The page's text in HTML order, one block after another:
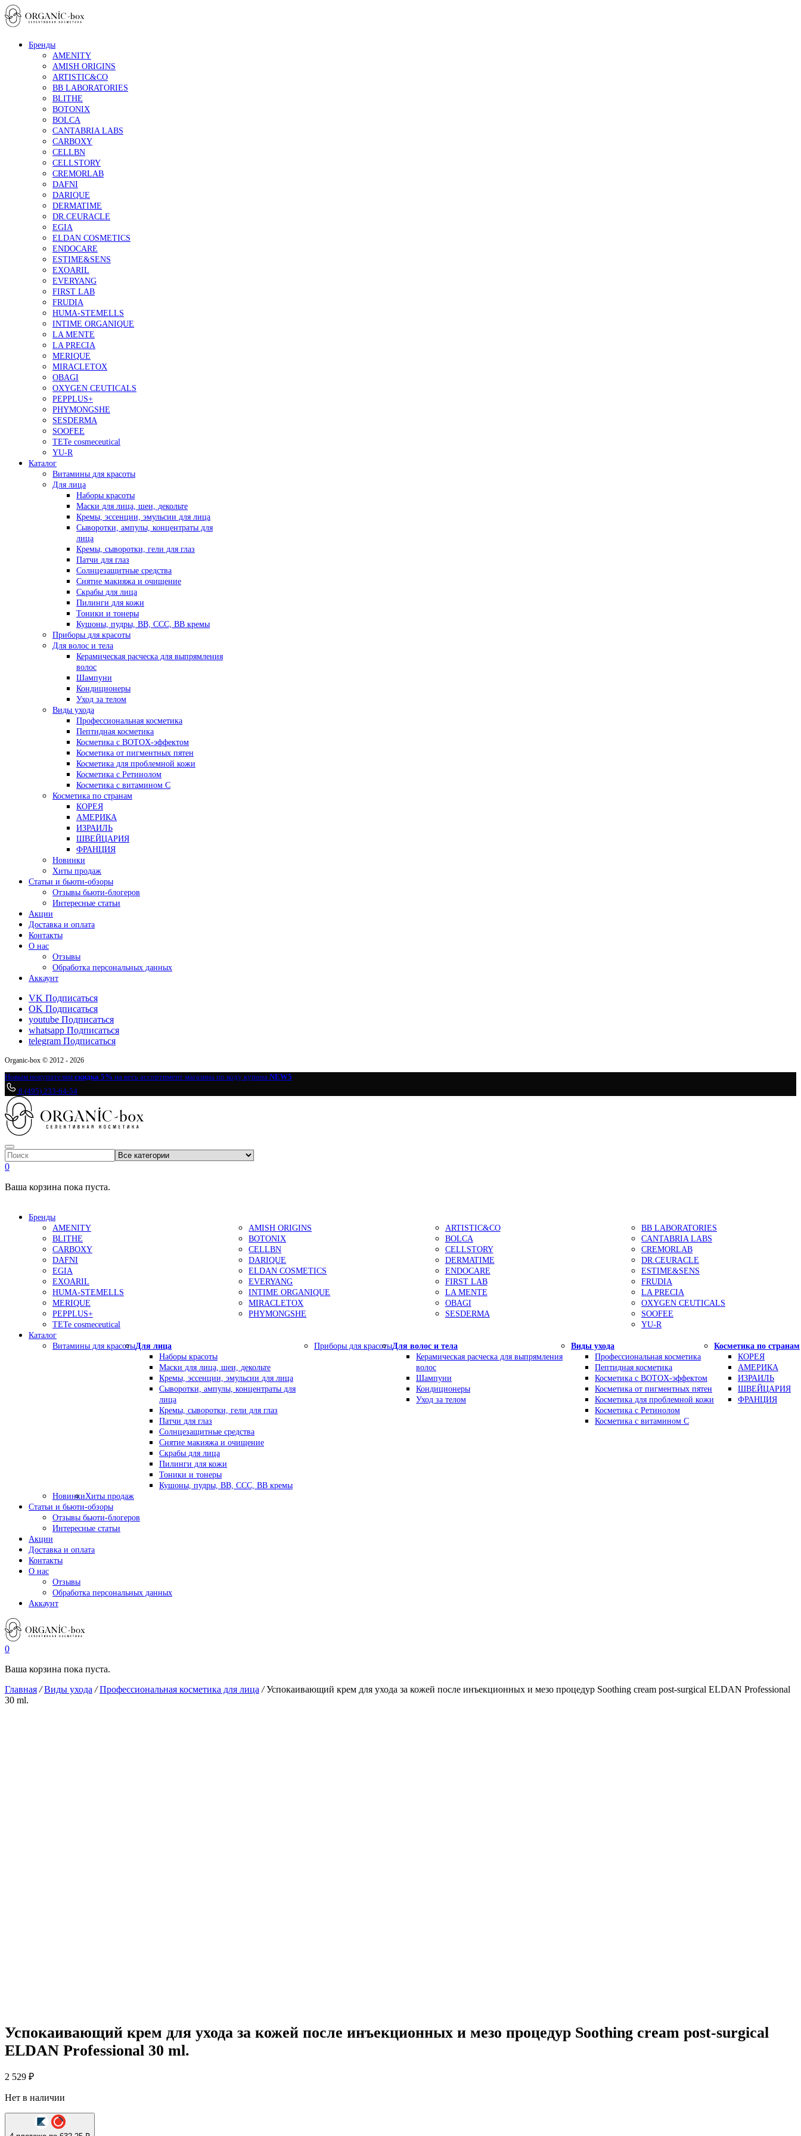
Бренды
AMENITY
AMISH ORIGINS
ARTISTIC&CO
BB LABORATORIES
BLITHE
BOTONIX
BOLCA
CANTABRIA LABS
CARBOXY
CELLBN
CELLSTORY
CREMORLAB
DAFNI
DARIQUE
DERMATIME
DR.CEURACLE
EGIA
ELDAN COSMETICS
ENDOCARE
ESTIME&SENS
EXOARIL
EVERYANG
FIRST LAB
FRUDIA
HUMA-STEMELLS
INTIME ORGANIQUE
LA MENTE
LA PRECIA
MERIQUE
MIRACLETOX
OBAGI
OXYGEN CEUTICALS
PEPPLUS+
PHYMONGSHE
SESDERMA
SOOFEE
TETe cosmeceutical
YU-R
Каталог
Витамины для красоты
Для лица
Наборы красоты
Маски для лица, шеи, декольте
Кремы, эссенции, эмульсии для лица
Сыворотки, ампулы, концентраты для
лица
Кремы, сыворотки, гели для глаз
Патчи для глаз
Солнцезащитные средства
Снятие макияжа и очищение
Скрабы для лица
Пилинги для кожи
Тоники и тонеры
Кушоны, пудры, ВВ, ССС, ВВ кремы
Приборы для красоты
Для волос и тела
Керамическая расческа для выпрямления
волос
Шампуни
Кондиционеры
Уход за телом
Виды ухода
Профессиональная косметика
Пептидная косметика
Косметика с BOTOX-эффектом
Косметика от пигментных пятен
Косметика для проблемной кожи
Косметика с Ретинолом
Косметика с витамином С
Косметика по странам
КОРЕЯ
АМЕРИКА
ИЗРАИЛЬ
ШВЕЙЦАРИЯ
ФРАНЦИЯ
Новинки
Хиты продаж
Статьи и бьюти-обзоры
Отзывы бьюти-блогеров
Интересные статьи
Акции
Доставка и оплата
Контакты
О нас
Отзывы
Обработка персональных данных
Аккаунт
VK Подписаться
OK Подписаться
youtube Подписаться
whatsapp Подписаться
telegram Подписаться
Organic-box © 2012 - 2026
Новым покупателям скидка 5% на весь ассортимент магазина по коду купона NEW5
8 (495) 233-64-54
0
Ваша корзина пока пуста.
Бренды
AMENITY
AMISH ORIGINS ARTISTIC&CO
BB LABORATORIES
BLITHE
BOTONIX BOLCA
CANTABRIA LABS
CARBOXY
CELLBN CELLSTORY
CREMORLAB
DAFNI
DARIQUE DERMATIME
DR.CEURACLE
EGIA
ELDAN COSMETICS ENDOCARE
ESTIME&SENS
EXOARIL
EVERYANG FIRST LAB
FRUDIA
HUMA-STEMELLS
INTIME ORGANIQUE LA MENTE
LA PRECIA
MERIQUE
MIRACLETOX OBAGI
OXYGEN CEUTICALS
PEPPLUS+
PHYMONGSHE SESDERMA
SOOFEE
TETe cosmeceutical
YU-R
Каталог
Витамины для красотыДля лица
Наборы красоты
Маски для лица, шеи, декольте
Кремы, эссенции, эмульсии для лица
Сыворотки, ампулы, концентраты для
лица
Кремы, сыворотки, гели для глаз
Патчи для глаз
Солнцезащитные средства
Снятие макияжа и очищение
Скрабы для лица
Пилинги для кожи
Тоники и тонеры
Кушоны, пудры, ВВ, ССС, ВВ кремы
Приборы для красотыДля волос и тела
Керамическая расческа для выпрямления
волос
Шампуни
Кондиционеры
Уход за телом
Виды ухода
Профессиональная косметика
Пептидная косметика
Косметика с BOTOX-эффектом
Косметика от пигментных пятен
Косметика для проблемной кожи
Косметика с Ретинолом
Косметика с витамином С
Косметика по странам
КОРЕЯ
АМЕРИКА
ИЗРАИЛЬ
ШВЕЙЦАРИЯ
ФРАНЦИЯ
НовинкиХиты продаж
Статьи и бьюти-обзоры
Отзывы бьюти-блогеров
Интересные статьи
Акции
Доставка и оплата
Контакты
О нас
Отзывы
Обработка персональных данных
Аккаунт
0
Ваша корзина пока пуста.
Главная /Виды ухода /Профессиональная косметика для лица /Успокаивающий крем для ухода за кожей после инъекционных и мезо процедур Soothing cream post-surgical ELDAN Professional
30 ml.
Успокаивающий крем для ухода за кожей после инъекционных и мезо процедур Soothing cream post-surgical
ELDAN Professional 30 ml.
2 529 ₽
Нет в наличии